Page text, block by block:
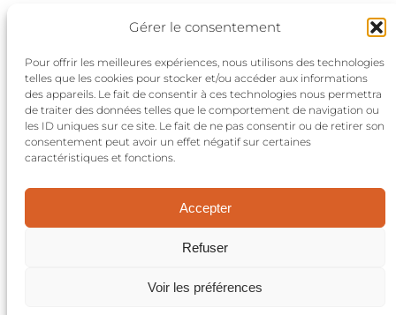
Gérer le consentement
Pour offrir les meilleures expériences, nous utilisons des technologies
telles que les cookies pour stocker et/ou accéder aux informations
des appareils. Le fait de consentir à ces technologies nous permettra
de traiter des données telles que le comportement de navigation ou
les ID uniques sur ce site. Le fait de ne pas consentir ou de retirer son
consentement peut avoir un effet négatif sur certaines
caractéristiques et fonctions.
Accepter
Refuser
Voir les préférences
Politique de confidentialité
Nous contacter
©2024 Aktuels